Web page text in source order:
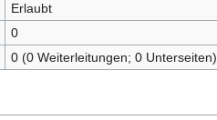
Erlaubt
0
0 (0 Weiterleitungen; 0 Unterseiten)